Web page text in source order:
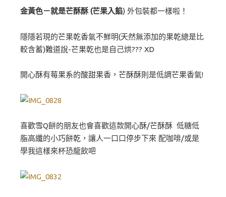
金黃色－就是芒酥酥 (芒果入餡) 外包裝都一樣啦！
隱隱若現的芒果乾香氣不鮮明(天然無添加的果乾總是比
較含蓄)難道說-芒果乾也是自己烘??? XD
開心酥有莓果系的酸甜果香，芒酥酥則是低調芒果香氣!
喜歡雪Q餅的朋友也會喜歡這款開心酥/芒酥酥 低糖低
脂高纖的小巧餅乾，讓人一口口停步下來 配咖啡/或是
學我這樣來杯恐龍飲吧